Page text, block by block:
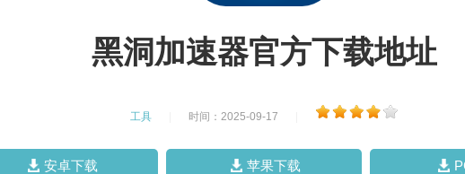
黑洞加速器官方下载地址
工具 时间：2025-09-17
安卓下载 苹果下载